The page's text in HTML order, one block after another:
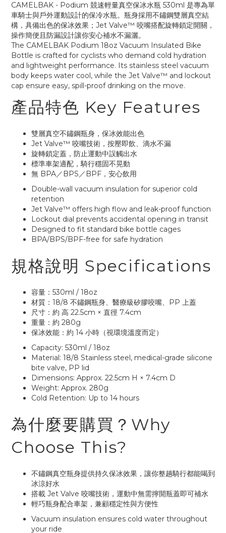
CAMELBAK - Podium 競速輕量真空保冰水瓶 530ml 是專為單
車騎士與戶外運動設計的保冷水瓶。瓶身採用不鏽鋼雙層真空結
構，具備出色的保冰效果；Jet Valve™ 咬嘴搭配旋轉鎖定開關，
操作簡便且防漏設計讓你安心補水不漏灑。
The CAMELBAK Podium 18oz Vacuum Insulated Bike
Bottle is crafted for cyclists who demand cold hydration
and lightweight performance. Its stainless steel vacuum
body keeps water cool, while the Jet Valve™ and lockout
cap ensure easy, spill-proof drinking on the move.
產品特色 Key Features
雙層真空不鏽鋼瓶身，保冰效能出色
Jet Valve™ 咬嘴技術，按壓即飲、滴水不漏
旋轉鎖定蓋，防止運動中誤觸出水
標準車架適配，騎行穩固不晃動
無 BPA／BPS／BPF，安心飲用
Double-wall vacuum insulation for superior cold
retention
Jet Valve™ offers high flow and leak-proof function
Lockout dial prevents accidental opening in transit
Designed to fit standard bike bottle cages
BPA/BPS/BPF-free for safe hydration
規格說明 Specifications
容量：530ml / 18oz
材質：18/8 不鏽鋼瓶身、醫療級矽膠咬嘴、PP 上蓋
尺寸：約 高 22.5cm × 直徑 7.4cm
重量：約 280g
保冰效能：約 14 小時（視環境溫度而定）
Capacity: 530ml / 18oz
Material: 18/8 Stainless steel, medical-grade silicone
bite valve, PP lid
Dimensions: Approx. 22.5cm H × 7.4cm D
Weight: Approx. 280g
Cold Retention: Up to 14 hours
為什麼要購買？Why
Choose This?
不鏽鋼真空瓶身提供持久保冰效果，讓你整趟騎行都能喝到
冰涼好水
搭載 Jet Valve 咬嘴技術，運動中無需擰開瓶蓋即可補水
輕巧瓶身配合車架，兼顧穩定性與方便性
Vacuum insulation ensures cold water throughout
your ride